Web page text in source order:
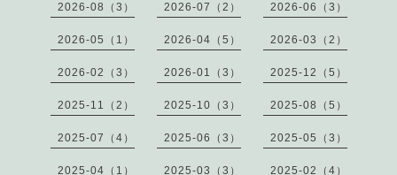
2026-08（3） 2026-07（2） 2026-06（3）
2026-05（1） 2026-04（5） 2026-03（2）
2026-02（3） 2026-01（3） 2025-12（5）
2025-11（2） 2025-10（3） 2025-08（5）
2025-07（4） 2025-06（3） 2025-05（3）
2025-04（1） 2025-03（3） 2025-02（4）